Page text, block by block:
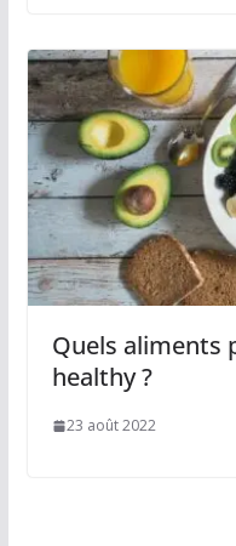
Quels aliments
healthy ?
23 août 2022